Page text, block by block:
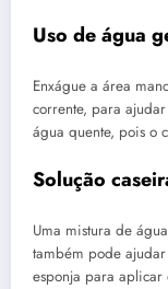
Uso de água
Enxágue a área
corrente, para
água quente, pois o
Solução
Uma mistura de
também pode
esponja para aplicar